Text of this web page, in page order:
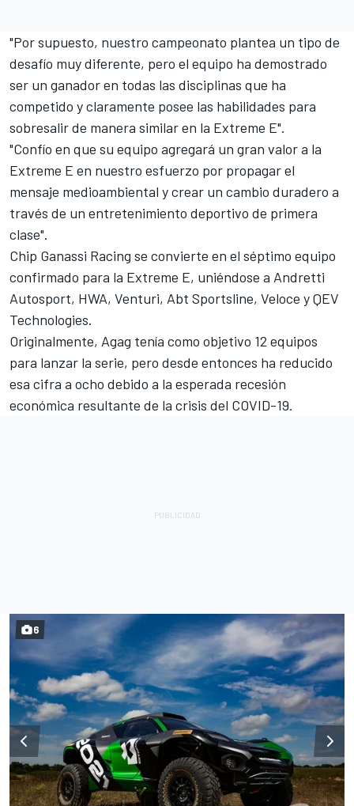
"Por supuesto, nuestro campeonato plantea un tipo de
desafío muy diferente, pero el equipo ha demostrado
ser un ganador en todas las disciplinas que ha
competido y claramente posee las habilidades para
sobresalir de manera similar en la Extreme E".
"Confío en que su equipo agregará un gran valor a la
Extreme E en nuestro esfuerzo por propagar el
mensaje medioambiental y crear un cambio duradero a
través de un entretenimiento deportivo de primera
clase".
Chip Ganassi Racing se convierte en el séptimo equipo
confirmado para la Extreme E, uniéndose a Andretti
Autosport, HWA, Venturi, Abt Sportsline, Veloce y QEV
Technologies.
Originalmente, Agag tenía como objetivo 12 equipos
para lanzar la serie, pero desde entonces ha reducido
esa cifra a ocho debido a la esperada recesión
económica resultante de la crisis del COVID-19.
6